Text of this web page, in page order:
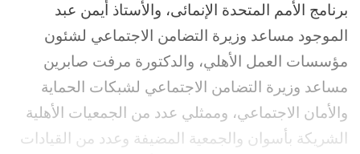
برنامج الأمم المتحدة الإنمائى، والأستاذ أيمن عبد
الموجود مساعد وزيرة التضامن الاجتماعي لشئون
مؤسسات العمل الأهلي، والدكتورة مرفت صابرين
مساعد وزيرة التضامن الاجتماعي لشبكات الحماية
والأمان الاجتماعي، وممثلي عدد من الجمعيات الأهلية
الشريكة بأسوان والجمعية المضيفة وعدد من القيادات